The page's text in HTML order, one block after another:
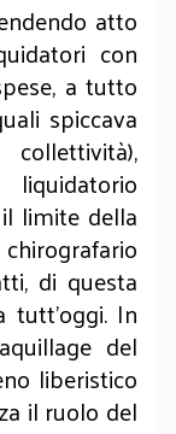
atto
con
a tutto
spiccava
limite della
di questa
In
del
liberistico
il ruolo del